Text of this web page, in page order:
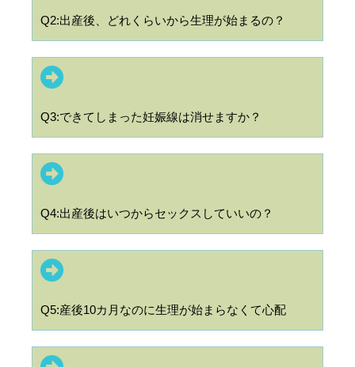
Q2:出産後、どれくらいから生理が始まるの？
Q3:できてしまった妊娠線は消せますか？
Q4:出産後はいつからセックスしていいの？
Q5:産後10カ月なのに生理が始まらなくて心配